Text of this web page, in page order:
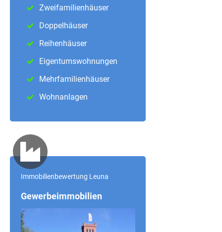
Zweifamilienhäuser
Doppelhäuser
Reihenhäuser
Eigentumswohnungen
Mehrfamilienhäuser
Wohnanlagen
Immobilienbewertung Leuna
Gewerbeimmobilien